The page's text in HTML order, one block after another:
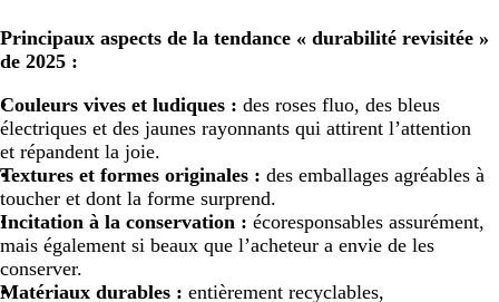
Principaux aspects de la tendance « durabilité revisitée »
de 2025 :
Couleurs vives et ludiques : des roses fluo, des bleus
électriques et des jaunes rayonnants qui attirent l’attention
et répandent la joie.
Textures et formes originales : des emballages agréables à
toucher et dont la forme surprend.
Incitation à la conservation : écoresponsables assurément,
mais également si beaux que l’acheteur a envie de les
conserver.
Matériaux durables : entièrement recyclables,